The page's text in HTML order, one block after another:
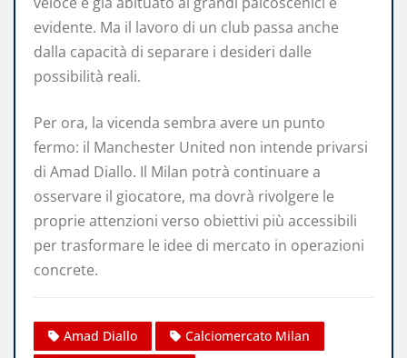
evidente. Ma il lavoro di un club passa anche
dalla capacità di separare i desideri dalle
possibilità reali.
Per ora, la vicenda sembra avere un punto
fermo: il Manchester United non intende privarsi
di Amad Diallo. Il Milan potrà continuare a
osservare il giocatore, ma dovrà rivolgere le
proprie attenzioni verso obiettivi più accessibili
per trasformare le idee di mercato in operazioni
concrete.
Amad Diallo
Calciomercato Milan